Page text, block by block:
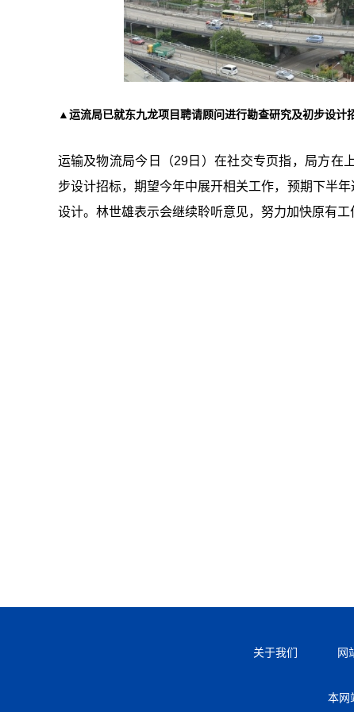
▲运流局已就东九龙项目聘请顾问进行勘查研究及初步设计
运输及物流局今日（29日）在社交专页指，局方在
步设计招标，期望今年中展开相关工作，预期下半
设计。林世雄表示会继续聆听意见，努力加快原有工
关于我们 网
本网